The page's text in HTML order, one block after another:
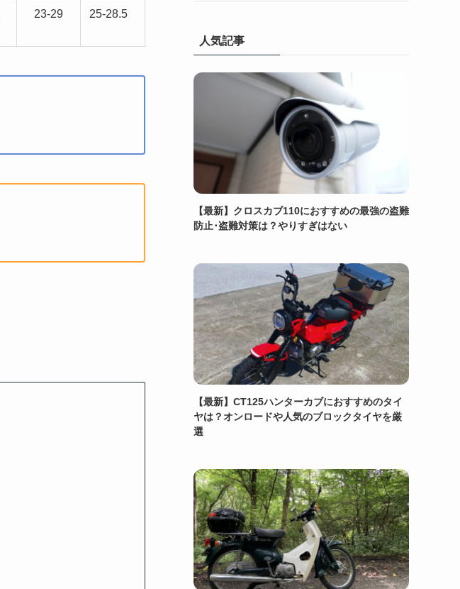
23-29 25-28.5
人気記事
【最新】クロスカブ110におすすめの最強の盗難
防止･盗難対策は？やりすぎはない
【最新】CT125ハンターカブにおすすめのタイ
ヤは？オンロードや人気のブロックタイヤを厳
選